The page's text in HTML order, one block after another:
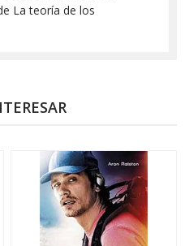
La teoría de los